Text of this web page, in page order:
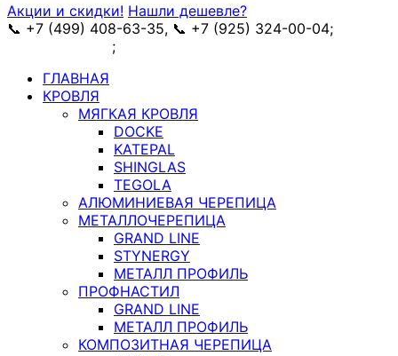
Акции и скидки! Нашли дешевле?
📞 +7 (499) 408-63-35, 📞 +7 (925) 324-00-04;
;
ГЛАВНАЯ
КРОВЛЯ
МЯГКАЯ КРОВЛЯ
DOCKE
KATEPAL
SHINGLAS
TEGOLA
АЛЮМИНИЕВАЯ ЧЕРЕПИЦА
МЕТАЛЛОЧЕРЕПИЦА
GRAND LINE
STYNERGY
МЕТАЛЛ ПРОФИЛЬ
ПРОФНАСТИЛ
GRAND LINE
МЕТАЛЛ ПРОФИЛЬ
КОМПОЗИТНАЯ ЧЕРЕПИЦА